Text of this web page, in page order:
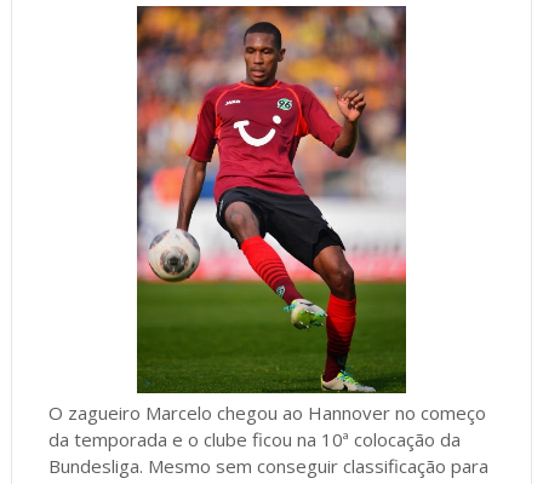
O zagueiro Marcelo chegou ao Hannover no começo
da temporada e o clube ficou na 10ª colocação da
Bundesliga. Mesmo sem conseguir classificação para